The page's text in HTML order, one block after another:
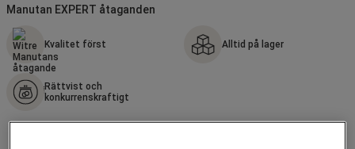
Manutan EXPERT åtaganden
Kvalitet först Alltid på lager
Rättvist och
konkurrenskraftigt